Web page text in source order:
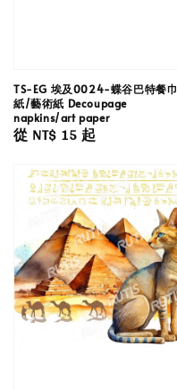
TS-EG 埃及0024-蝶谷巴特餐巾
紙/藝術紙 Decoupage
napkins/art paper
Regular
從 NT$ 15起